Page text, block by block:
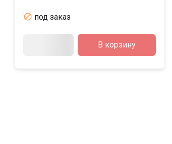
 под заказ
В корзину